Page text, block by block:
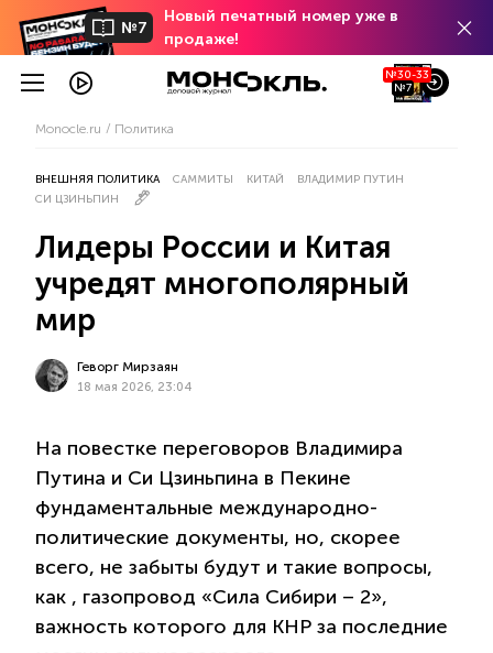
№7
Новый печатный номер уже в
продаже!
№30-33
№7
Monocle.ru Политика
ВНЕШНЯЯ ПОЛИТИКА САММИТЫ КИТАЙ
ВЛАДИМИР ПУТИН
СИ ЦЗИНЬПИН
Лидеры России и Китая
учредят многополярный
мир
Геворг Мирзаян
18 мая 2026, 23:04
На повестке переговоров Владимира
Путина и Си Цзиньпина в Пекине
фундаментальные международно-
политические документы, но, скорее
всего, не забыты будут и такие вопросы,
как , газопровод «Сила Сибири – 2»,
важность которого для КНР за последние